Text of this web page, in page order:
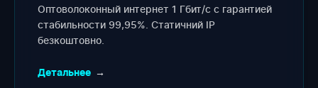
Оптоволоконный интернет 1 Гбит/с с гарантией
стабильности 99,95%. Статичний IP
безкоштовно.
Детальнее →